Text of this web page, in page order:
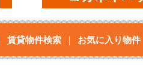
賃貸物件検索 お気に入り物件